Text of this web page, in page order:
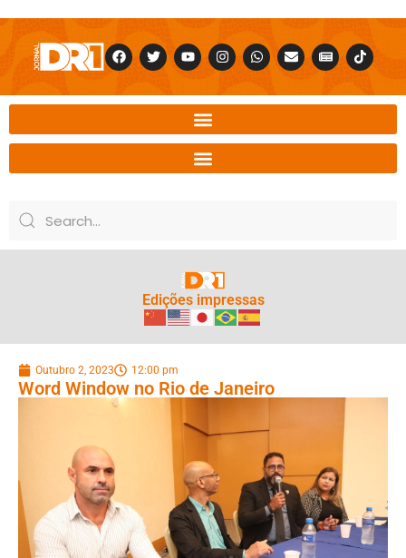
Edições impressas
Outubro 2, 2023 12:00 pm
Word Window no Rio de Janeiro